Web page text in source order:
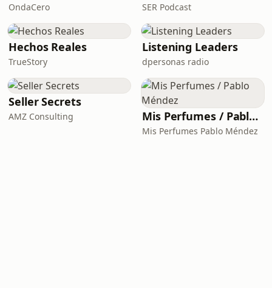
OndaCero SER Podcast
Hechos Reales
TrueStory
Listening Leaders
dpersonas radio
Seller Secrets
AMZ Consulting Mis Perfumes / Pablo Méndez
Mis Perfumes Pablo Méndez